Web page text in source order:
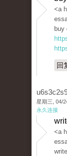
<a
buy
回
星期三, 04/
永久连接
<a